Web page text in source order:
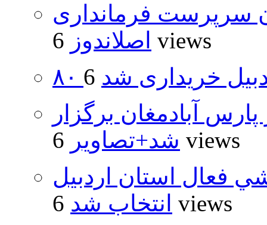
سرپرست فرمانداری
اصلاندوز 6 views
خریداری شد
آبادمغان برگزار
شد+تصاویر 6 views
فعال استان اردبيل
انتخاب شد 6 views